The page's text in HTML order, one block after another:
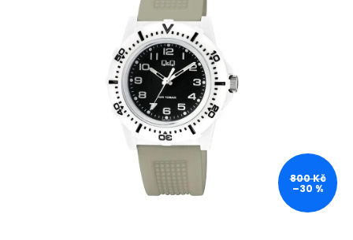
800 Kč
–30 %